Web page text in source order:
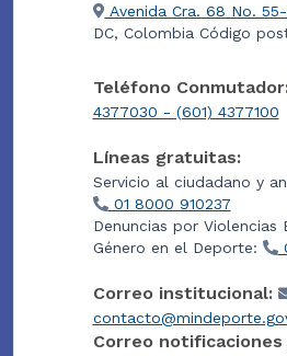
Avenida Cra. 68 No.
DC, Colombia Código
Teléfono
4377030 - (601) 4377100
Líneas gratuitas:
Servicio al ciudadano y
01 8000 910237
Denuncias por Violencias
Género en el Deporte:
Correo institucional:
Correo notificaciones